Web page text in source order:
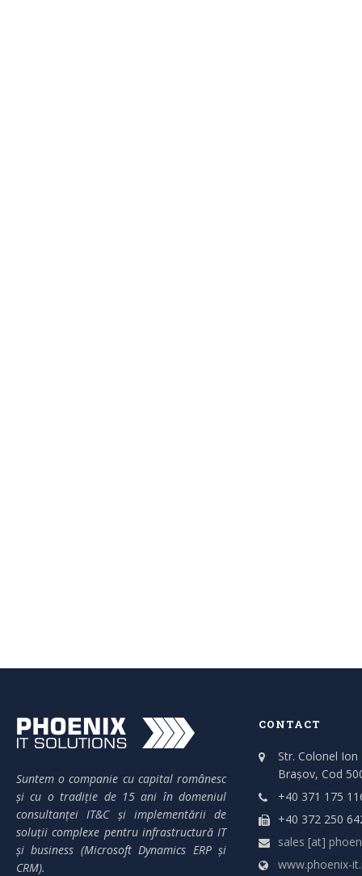
Suntem o companie cu capital românesc
și cu o tradiție de 15 ani în domeniul
consultanței IT&C și implementării de
soluții complexe pentru infrastructură IT
și business (Microsoft Dynamics ERP și
CRM).
CONTACT
Str. Colonel
Brașov, Cod
+40 371 175
+40 372 250
sales [at]
www.phoenix-